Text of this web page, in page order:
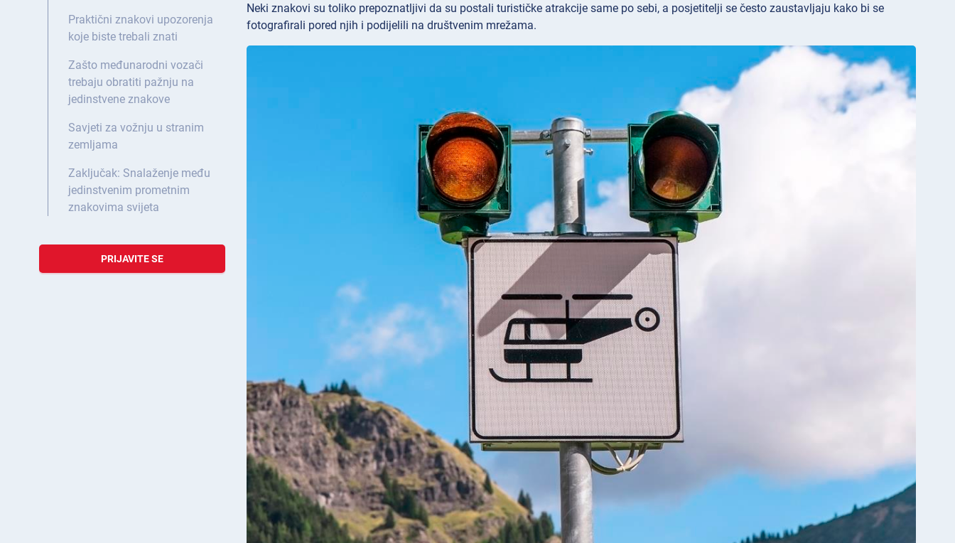
Praktični znakovi upozorenja
koje biste trebali znati
Zašto međunarodni vozači
trebaju obratiti pažnju na
jedinstvene znakove
Savjeti za vožnju u stranim
zemljama
Zaključak: Snalaženje među
jedinstvenim prometnim
znakovima svijeta
PRIJAVITE SE
Neki znakovi su toliko prepoznatljivi da su postali turističke atrakcije same po sebi, a posjetitelji se često zaustavljaju kako bi se
fotografirali pored njih i podijelili na društvenim mrežama.